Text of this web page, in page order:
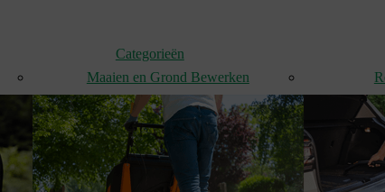
Categorieën
Maaien en Grond Bewerken